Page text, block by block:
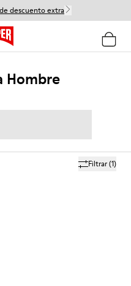
descuento extra
Hombre
Filtrar(1)